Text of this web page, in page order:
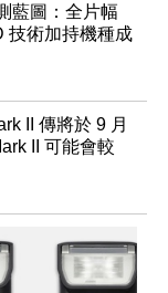
藍圖：全片幅
技術加持機種成
II 傳將於 9 月
II 可能會較